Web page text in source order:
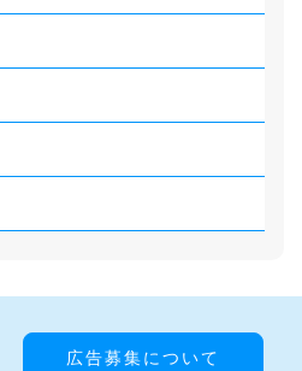
広告募集について